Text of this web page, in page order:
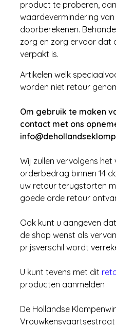
product te proberen,
waardevermindering
doorberekenen.
zorg en zorg ervoor dat
verpakt is.
Artikelen welk
worden niet retour
Om gebruik te maken
contact met ons
Wij zullen vervolgens het
orderbedrag binnen 14
uw retour terugstorten
goede orde retour
Ook kunt u aangeven
de shop wenst als
prijsverschil wordt
U kunt tevens met dit
producten aanmelden
De Hollandse
Vrouwkensvaartsestraat